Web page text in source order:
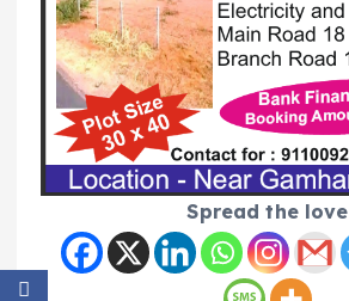
Spread the love